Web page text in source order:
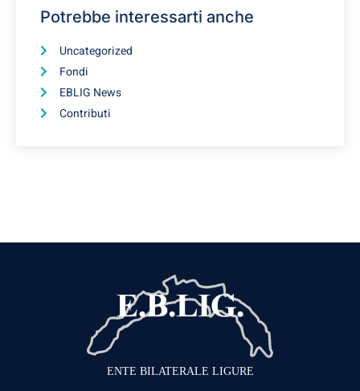
Potrebbe interessarti anche
Uncategorized
Fondi
EBLIG News
Contributi
ENTE BILATERALE LIGURE